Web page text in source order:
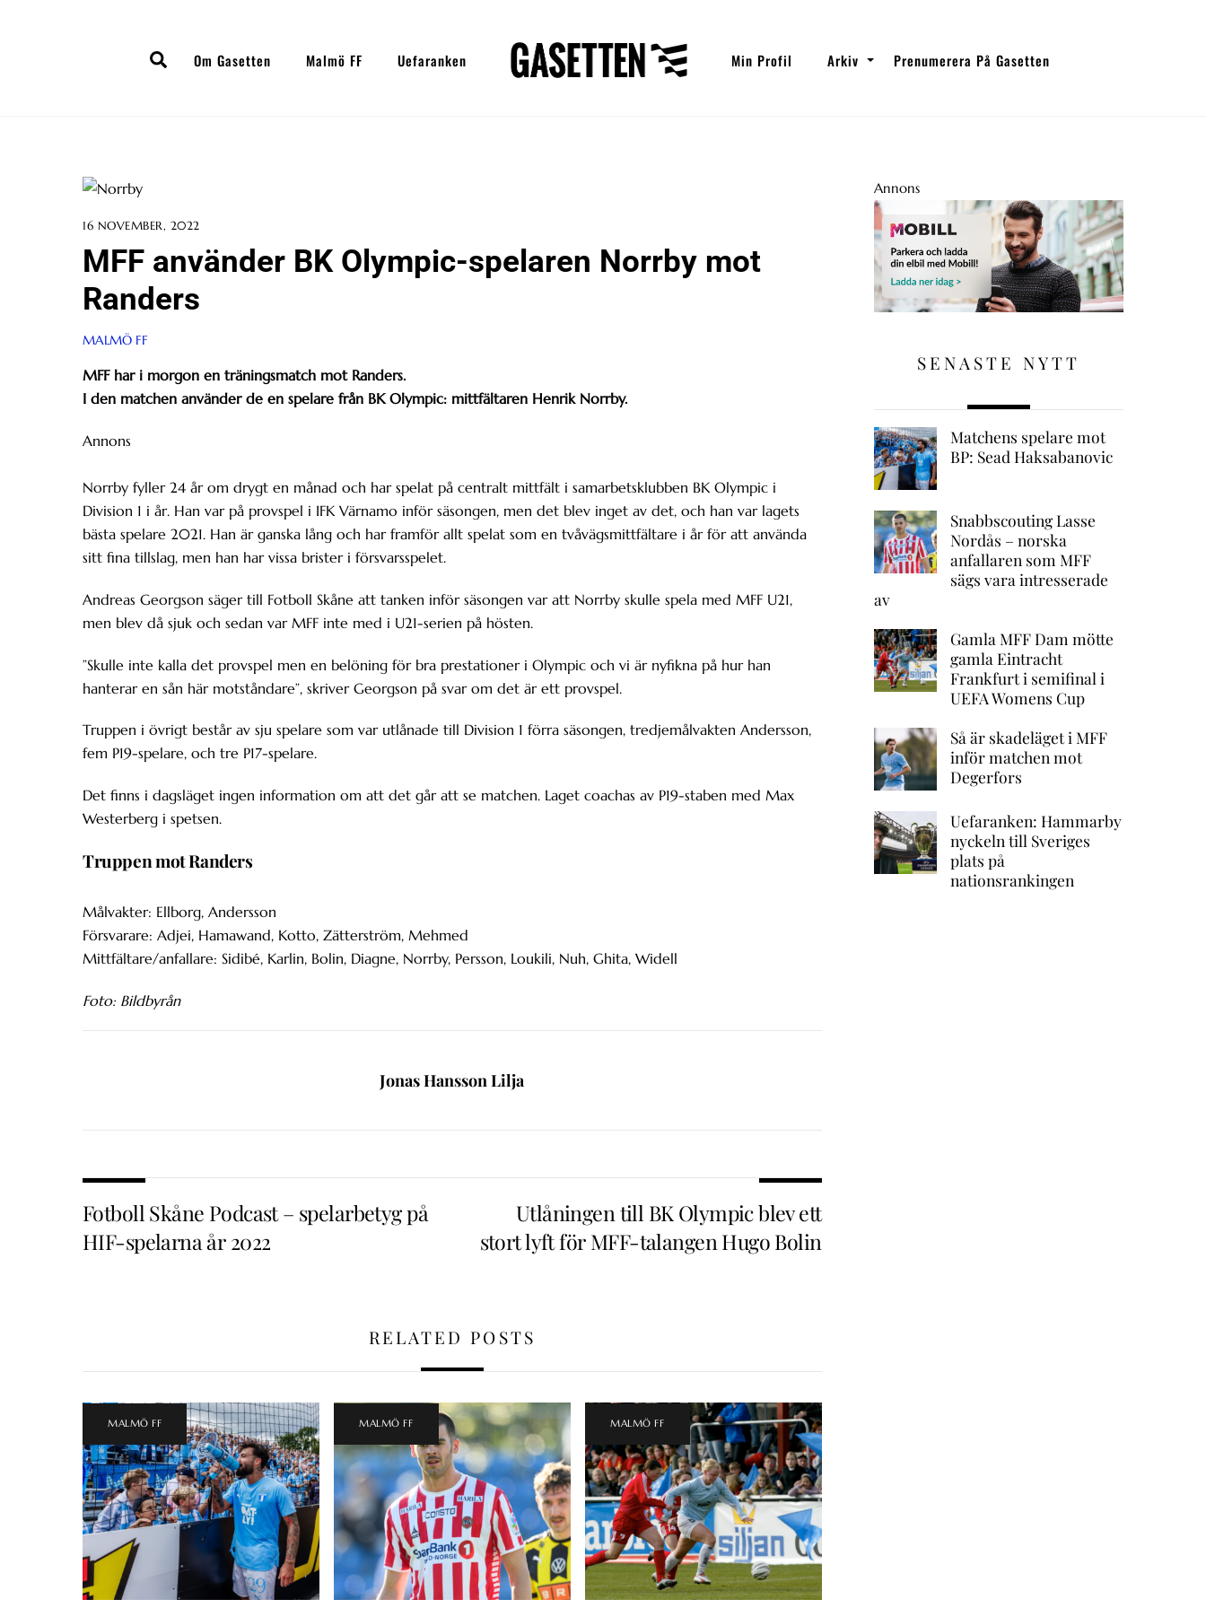
SearchOm Gasetten Malmö FF Uefaranken Min Profil Arkiv Prenumerera På Gasetten
16 NOVEMBER, 2022
MFF använder BK Olympic-spelaren Norrby mot
Randers
MALMÖ FF
MFF har i morgon en träningsmatch mot Randers.
I den matchen använder de en spelare från BK Olympic: mittfältaren Henrik Norrby.
Annons
Norrby fyller 24 år om drygt en månad och har spelat på centralt mittfält i samarbetsklubben BK Olympic i
Division 1 i år. Han var på provspel i IFK Värnamo inför säsongen, men det blev inget av det, och han var lagets
bästa spelare 2021. Han är ganska lång och har framför allt spelat som en tvåvägsmittfältare i år för att använda
sitt fina tillslag, men han har vissa brister i försvarsspelet.
Andreas Georgson säger till Fotboll Skåne att tanken inför säsongen var att Norrby skulle spela med MFF U21,
men blev då sjuk och sedan var MFF inte med i U21-serien på hösten.
”Skulle inte kalla det provspel men en belöning för bra prestationer i Olympic och vi är nyfikna på hur han
hanterar en sån här motståndare”, skriver Georgson på svar om det är ett provspel.
Truppen i övrigt består av sju spelare som var utlånade till Division 1 förra säsongen, tredjemålvakten Andersson,
fem P19-spelare, och tre P17-spelare.
Det finns i dagsläget ingen information om att det går att se matchen. Laget coachas av P19-staben med Max
Westerberg i spetsen.
Truppen mot Randers
Målvakter: Ellborg, Andersson
Försvarare: Adjei, Hamawand, Kotto, Zätterström, Mehmed
Mittfältare/anfallare: Sidibé, Karlin, Bolin, Diagne, Norrby, Persson, Loukili, Nuh, Ghita, Widell
Foto: Bildbyrån
Jonas Hansson Lilja
Fotboll Skåne Podcast – spelarbetyg på
HIF-spelarna år 2022
Utlåningen till BK Olympic blev ett
stort lyft för MFF-talangen Hugo Bolin
RELATED POSTS
MALMÖ FF MALMÖ FF MALMÖ FF
Annons
SENASTE NYTT
Matchens spelare mot
BP: Sead Haksabanovic
Snabbscouting Lasse
Nordås – norska
anfallaren som MFF
sägs vara intresserade
av
Gamla MFF Dam mötte
gamla Eintracht
Frankfurt i semifinal i
UEFA Womens Cup
Så är skadeläget i MFF
inför matchen mot
Degerfors
Uefaranken: Hammarby
nyckeln till Sveriges
plats på
nationsrankingen